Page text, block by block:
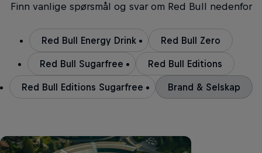
Finn vanlige spørsmål og svar om Red Bull nedenfor
Red Bull Energy Drink Red Bull Zero
Red Bull Sugarfree Red Bull Editions
Red Bull Editions Sugarfree Brand & Selskap